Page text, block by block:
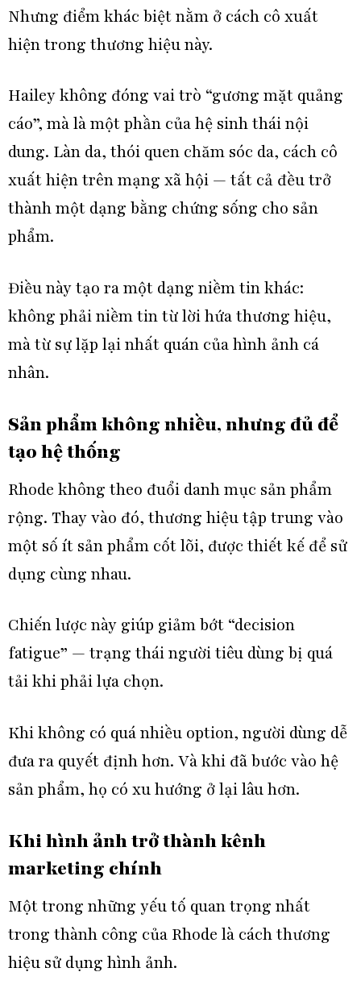
Nhưng điểm khác biệt nằm ở cách cô xuất
hiện trong thương hiệu này.
Hailey không đóng vai trò “gương mặt quảng
cáo”, mà là một phần của hệ sinh thái nội
dung. Làn da, thói quen chăm sóc da, cách cô
xuất hiện trên mạng xã hội — tất cả đều trở
thành một dạng bằng chứng sống cho sản
phẩm.
Điều này tạo ra một dạng niềm tin khác:
không phải niềm tin từ lời hứa thương hiệu,
mà từ sự lặp lại nhất quán của hình ảnh cá
nhân.
Sản phẩm không nhiều, nhưng đủ để
tạo hệ thống
Rhode không theo đuổi danh mục sản phẩm
rộng. Thay vào đó, thương hiệu tập trung vào
một số ít sản phẩm cốt lõi, được thiết kế để sử
dụng cùng nhau.
Chiến lược này giúp giảm bớt “decision
fatigue” — trạng thái người tiêu dùng bị quá
tải khi phải lựa chọn.
Khi không có quá nhiều option, người dùng dễ
đưa ra quyết định hơn. Và khi đã bước vào hệ
sản phẩm, họ có xu hướng ở lại lâu hơn.
Khi hình ảnh trở thành kênh
marketing chính
Một trong những yếu tố quan trọng nhất
trong thành công của Rhode là cách thương
hiệu sử dụng hình ảnh.